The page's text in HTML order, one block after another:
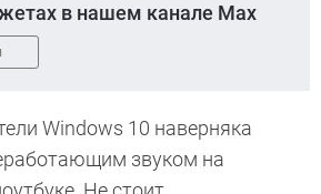
в нашем канале Max
Windows 10 наверняка
звуком на